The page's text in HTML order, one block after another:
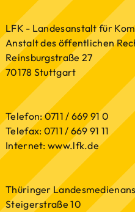
LFK - Landesanstalt für
Anstalt des öffentlichen
Reinsburgstraße 27
70178 Stuttgart
Telefon: 0711 / 669 91 0
Telefax: 0711 / 669 91 11
Internet: www.lfk.de
Thüringer
Steigerstraße 10